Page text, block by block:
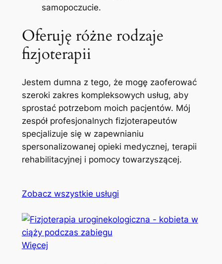
samopoczucie.
Oferuję różne rodzaje
fizjoterapii
Jestem dumna z tego, że mogę zaoferować
szeroki zakres kompleksowych usług, aby
sprostać potrzebom moich pacjentów. Mój
zespół profesjonalnych fizjoterapeutów
specjalizuje się w zapewnianiu
spersonalizowanej opieki medycznej, terapii
rehabilitacyjnej i pomocy towarzyszącej.
Zobacz wszystkie usługi
Więcej